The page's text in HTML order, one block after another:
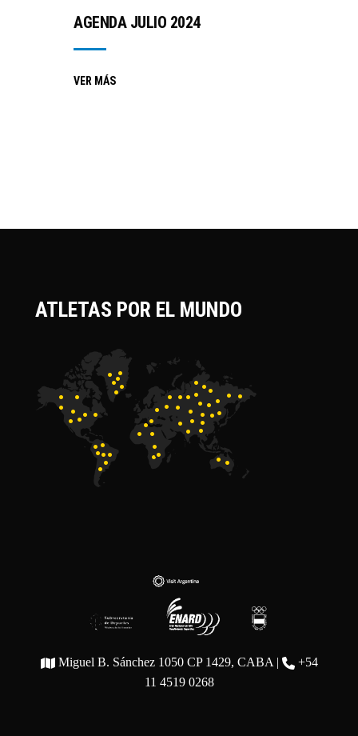
AGENDA JULIO 2024
VER MÁS
ATLETAS POR EL MUNDO
Miguel B. Sánchez 1050 CP 1429, CABA |
+54
11 4519 0268